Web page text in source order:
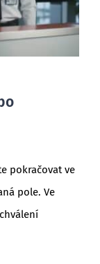
pokračovat ve
pole. Ve